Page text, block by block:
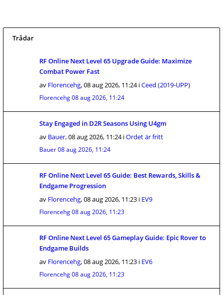
Trådar
RF Online Next Level 65 Upgrade Guide: Maximize
Combat Power Fast
av Florencehg,08 aug 2026, 11:24iCeed (2019-UPP)
Florencehg08 aug 2026, 11:24
Stay Engaged in D2R Seasons Using U4gm
av Bauer,08 aug 2026, 11:24iOrdet är fritt
Bauer08 aug 2026, 11:24
RF Online Next Level 65 Guide: Best Rewards, Skills &
Endgame Progression
av Florencehg,08 aug 2026, 11:23 i EV9
Florencehg08 aug 2026, 11:23
RF Online Next Level 65 Gameplay Guide: Epic Rover to
Endgame Builds
av Florencehg,08 aug 2026, 11:23 i EV6
Florencehg08 aug 2026, 11:23